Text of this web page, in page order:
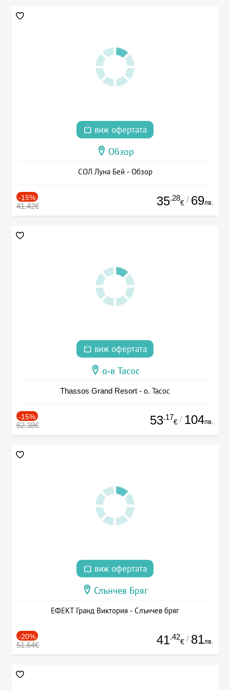
виж офертата
Обзор
СОЛ Луна Бей - Обзор
-15%
41.42€ 35.28
€ / 69лв.
виж офертата
о-в Тасос
Thassos Grand Resort - о. Тасос
-15%
62.38€ 53.17
€ / 104лв.
виж офертата
Слънчев Бряг
ЕФЕКТ Гранд Виктория - Слънчев бряг
-20%
51.64€ 41.42
€ / 81лв.